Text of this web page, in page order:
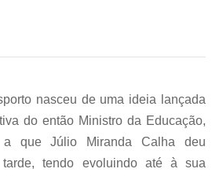
nasceu de uma ideia lançada
do então Ministro da Educação,
a que Júlio Miranda Calha deu
tarde, tendo evoluindo até à sua